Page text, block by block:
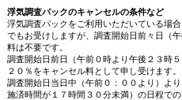
浮気調査パックのキャンセルの条件など
浮気調査パックをご利用いただいている場
でもお受けしますが、調査開始日前々日（
料は不要です。
調査開始日前日（午前０時より午後２３時
２０％をキャンセル料として申し受けます。
調査開始日当日中（午前０：００より）よ
施済時間が１７時間３０分未満）の日程で